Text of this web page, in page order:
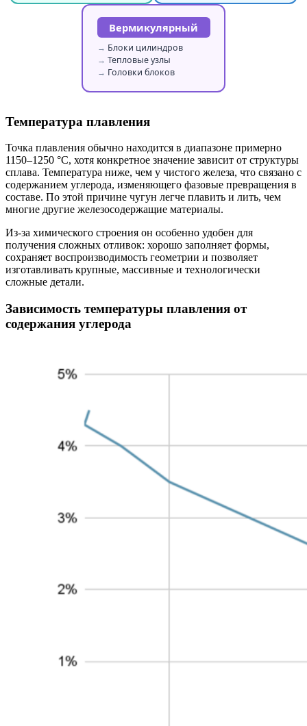
Вермикулярный
Блоки цилиндров
Тепловые узлы
Головки блоков
Температура плавления
Точка плавления обычно находится в диапазоне примерно
1150–1250 °C, хотя конкретное значение зависит от структуры
сплава. Температура ниже, чем у чистого железа, что связано с
содержанием углерода, изменяющего фазовые превращения в
составе. По этой причине чугун легче плавить и лить, чем
многие другие железосодержащие материалы.
Из-за химического строения он особенно удобен для
получения сложных отливок: хорошо заполняет формы,
сохраняет воспроизводимость геометрии и позволяет
изготавливать крупные, массивные и технологически
сложные детали.
Зависимость температуры плавления от
содержания углерода